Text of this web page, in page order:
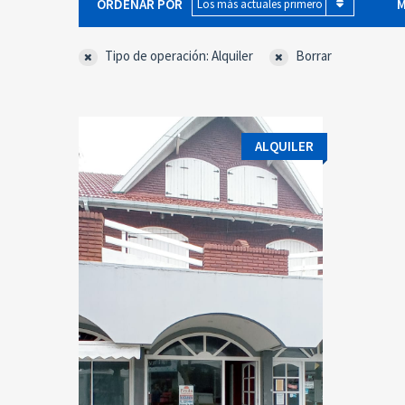
ORDENAR POR Los más actuales primero
Tipo de operación: Alquiler Borrar
ALQUILER